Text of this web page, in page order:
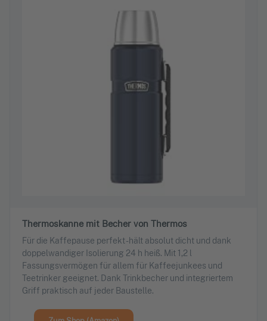
Thermoskanne mit Becher von Thermos
Für die Kaffepause perfekt - hält absolut dicht und dank
doppelwandiger Isolierung 24 h heiß. Mit 1,2 l
Fassungsvermögen für allem für Kaffeejunkees und
Teetrinker geeignet. Dank Trinkbecher und integriertem
Griff praktisch auf jeder Baustelle.